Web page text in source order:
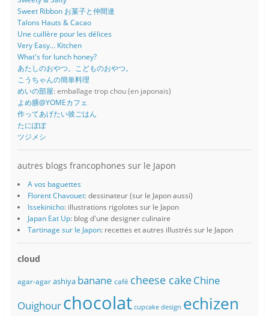
Sweet Ribbon お菓子と仲間達
Talons Hauts & Cacao
Une cuillère pour les délices
Very Easy... Kitchen
What's for lunch honey?
あたしのおやつ。こどものおやつ。
こうちゃんの簡単料理
めいの部屋: emballage trop chou (en japonais)
よめ膳@YOMEカフェ
作ってあげたい彼ごはん
たにぽぽ
ツジメシ
autres blogs francophones sur le Japon
A vos baguettes
Florent Chavouet: dessinateur (sur le Japon aussi)
Issekinicho: illustrations rigolotes sur le Japon
Japan Eat Up: blog d'une designer culinaire
Tartinage sur le Japon: recettes et autres illustrés sur le Japon
cloud
agar-agar ashiya banane café cheese cakeChine
Ouighourchocolat cupcake design echizen